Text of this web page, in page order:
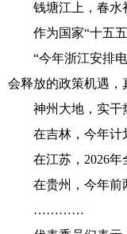
钱塘江上，春水
作为国家“十五五”
“今年浙江安排电
会释放的政策机遇，
神州大地，实干
在吉林，今年计划
在江苏，2026年全
在贵州，今年前两
…………